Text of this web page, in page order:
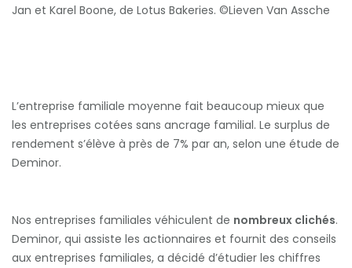
Jan et Karel Boone, de Lotus Bakeries. ©Lieven Van Assche
L’entreprise familiale moyenne fait beaucoup mieux que
les entreprises cotées sans ancrage familial. Le surplus de
rendement s’élève à près de 7% par an, selon une étude de
Deminor.
Nos entreprises familiales véhiculent de nombreux clichés.
Deminor, qui assiste les actionnaires et fournit des conseils
aux entreprises familiales, a décidé d’étudier les chiffres